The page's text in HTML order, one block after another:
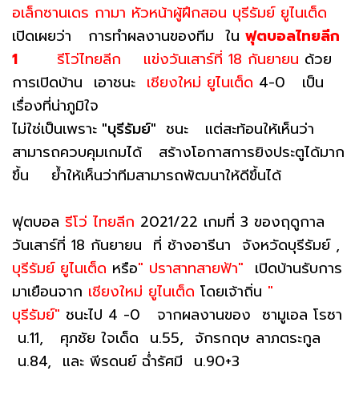
อเล็กซานเดร กามา หัวหน้าผู้ฝึกสอน บุรีรัมย์ ยูไนเต็ด
เปิดเผยว่า การทำผลงานของทีม ใน ฟุตบอลไทยลีก
1
รีโว่ไทยลีก แข่งวันเสาร์ที่ 18 กันยายน ด้วย
การเปิดบ้าน เอาชนะ เชียงใหม่ ยูไนเต็ด 4-0 เป็น
เรื่องที่น่าภูมิใจ
ไม่ใช่เป็นเพราะ "บุรีรัมย์" ชนะ แต่สะท้อนให้เห็นว่า
สามารถควบคุมเกมได้ สร้างโอกาสการยิงประตูได้มาก
ขึ้น ย้ำให้เห็นว่าทีมสามารถพัฒนาให้ดีขึ้นได้
ฟุตบอล รีโว่ ไทยลีก 2021/22 เกมที่ 3 ของฤดูกาล
วันเสาร์ที่ 18 กันยายน ที่ ช้างอารีนา จังหวัดบุรีรัมย์ ,
บุรีรัมย์ ยูไนเต็ด หรือ" ปราสาทสายฟ้า" เปิดบ้านรับการ
มาเยือนจาก เชียงใหม่ ยูไนเต็ด โดยเจ้าถิ่น "
บุรีรัมย์" ชนะไป 4 -0 จากผลงานของ ซามูเอล โรซา
น.11, ศุภชัย ใจเด็ด น.55, จักรกฤษ ลาภตระกูล
น.84, และ พีรดนย์ ฉ่ำรัศมี น.90+3